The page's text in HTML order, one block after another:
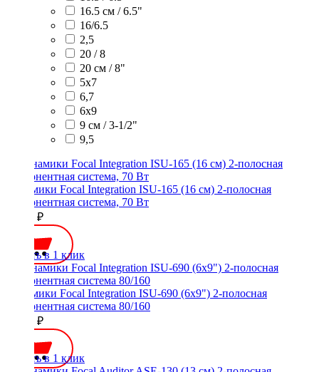
16.5 см / 6.5"
16/6.5
2,5
20 / 8
20 см / 8"
5x7
6,7
6х9
9 см / 3-1/2"
9,5
Динамики Focal Integration ISU-165 (16 см) 2-полосная
компонентная система, 70 Вт
15500 ₽
Купить в 1 клик
Динамики Focal Integration ISU-690 (6x9") 2-полосная
компонентная система 80/160
17700 ₽
Купить в 1 клик